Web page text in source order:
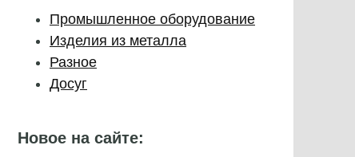
Промышленное оборудование
Изделия из металла
Разное
Досуг
Новое на сайте: